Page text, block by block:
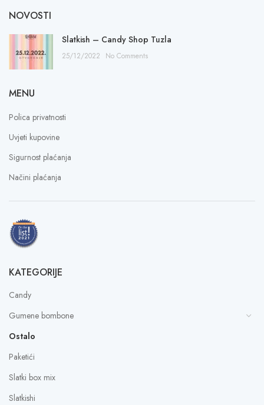
NOVOSTI
Slatkish – Candy Shop Tuzla
25/12/2022 No Comments
MENU
Polica privatnosti
Uvjeti kupovine
Sigurnost plaćanja
Načini plaćanja
KATEGORIJE
Candy
Gumene bombone
Ostalo
Paketići
Slatki box mix
Slatkishi